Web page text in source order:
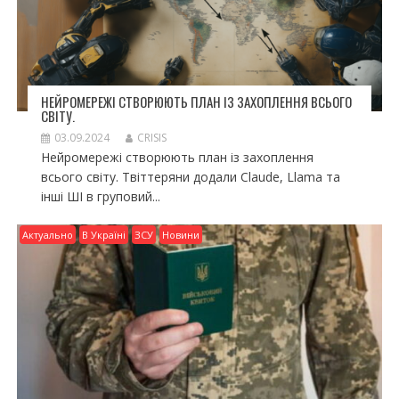
НЕЙРОМЕРЕЖІ СТВОРЮЮТЬ ПЛАН ІЗ ЗАХОПЛЕННЯ ВСЬОГО
СВІТУ.
03.09.2024 CRISIS
Нейромережі створюють план із захоплення
всього світу. Твіттеряни додали Claude, Llama та
інші ШІ в груповий...
Актуально В Україні ЗСУ Новини